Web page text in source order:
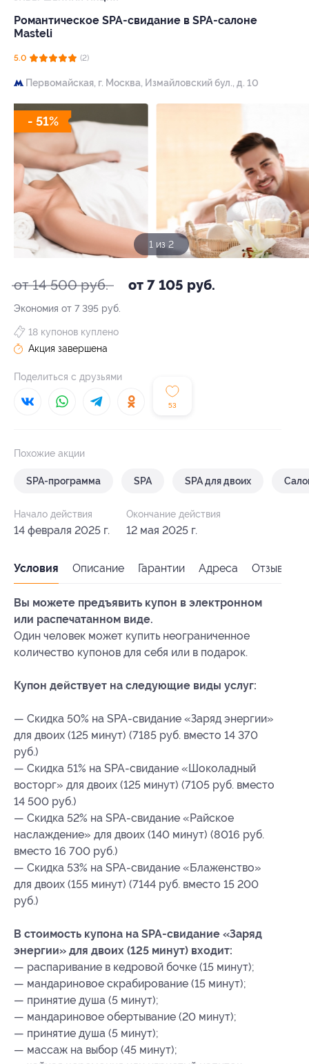
Романтическое SPA-свидание в SPA-салоне
Masteli
5.0 (2)
Первомайская, г. Москва, Измайловский бул., д. 10
- 51%
1 из 2
от 14 500 руб. от 7 105 руб.
Экономия от 7 395 руб.
53
18 купонов куплено
Акция завершена
Поделиться с друзьями
Похожие акции
SPA-программа SPA SPA для двоих
Начало действия
14 февраля 2025 г.
Окончание действия
12 мая 2025 г.
Условия Описание Гарантии Адреса Отзывы
Вы можете предъявить купон в электронном
или распечатанном виде.
Один человек может купить неограниченное
количество купонов для себя или в подарок.
Купон действует на следующие виды услуг:
— Скидка 50% на SPA-свидание «Заряд энергии»
для двоих (125 минут) (7185 руб. вместо 14 370
руб.)
— Скидка 51% на SPA-свидание «Шоколадный
восторг» для двоих (125 минут) (7105 руб. вместо
14 500 руб.)
— Скидка 52% на SPA-свидание «Райское
наслаждение» для двоих (140 минут) (8016 руб.
вместо 16 700 руб.)
— Скидка 53% на SPA-свидание «Блаженство»
для двоих (155 минут) (7144 руб. вместо 15 200
руб.)
В стоимость купона на SPA-свидание «Заряд
энергии» для двоих (125 минут) входит:
— распаривание в кедровой бочке (15 минут);
— мандариновое скрабирование (15 минут);
— принятие душа (5 минут);
— мандариновое обертывание (20 минут);
— принятие душа (5 минут);
— массаж на выбор (45 минут);